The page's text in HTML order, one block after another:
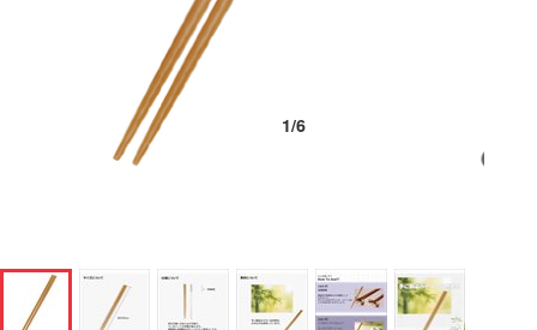
1/6